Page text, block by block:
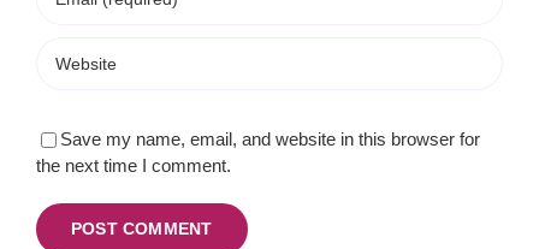
Save my name, email, and website in this browser for
the next time I comment.